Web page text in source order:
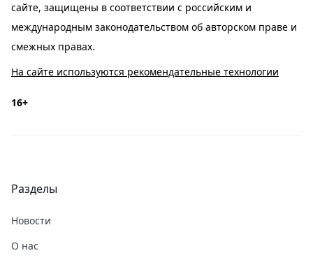
сайте, защищены в соответствии с российским и
международным законодательством об авторском праве и
смежных правах.
На сайте используются рекомендательные технологии
16+
Разделы
Новости
О нас